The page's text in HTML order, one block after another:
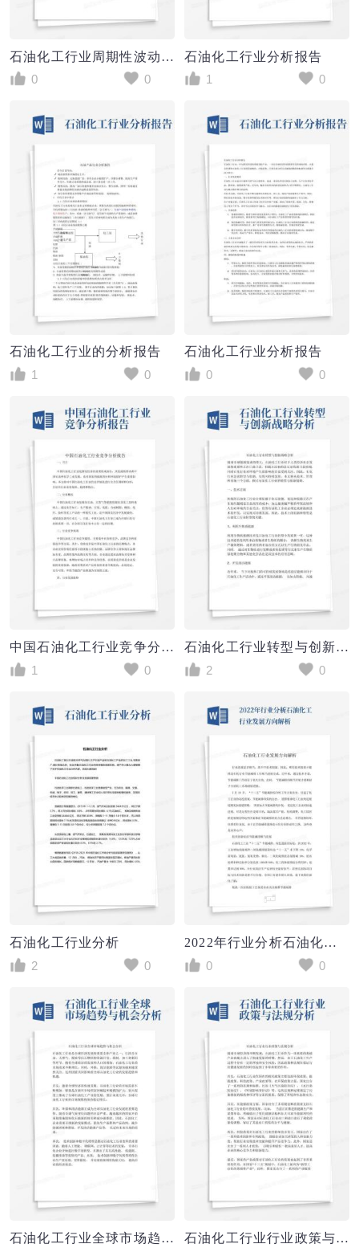
石油化工行业周期性波动分析报告
0
0
石油化工行业分析报告
1
0
石油化工行业的分析报告
1
0
石油化工行业分析报告
0
0
中国石油化工行业竞争分析报告
1
0
石油化工行业转型与创新战略分析
2
0
石油化工行业分析
2
0
2022年行业分析石油化工行业发展方向解析
0
0
石油化工行业全球市场趋势与机会分析
石油化工行业行业政策与法规分析